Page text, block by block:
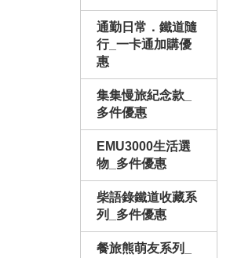
通勤日常．鐵道隨
行_一卡通加購優
惠
集集慢旅紀念款_
多件優惠
EMU3000生活選
物_多件優惠
柴語錄鐵道收藏系
列_多件優惠
餐旅熊萌友系列_